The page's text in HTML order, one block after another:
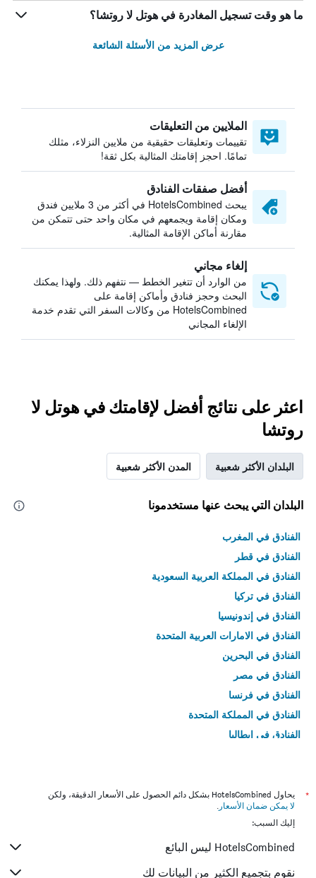
ما هو وقت تسجيل المغادرة في هوتل لا روتشا؟
عرض المزيد من الأسئلة الشائعة
الملايين من التعليقات
تقييمات وتعليقات حقيقية من ملايين النزلاء، مثلك
تمامًا. احجز إقامتك المثالية بكل ثقة!
أفضل صفقات الفنادق
يبحث HotelsCombined في أكثر من 3 ملايين فندق
ومكان إقامة ويجمعهم في مكان واحد حتى تتمكن من
مقارنة أماكن الإقامة المثالية.
إلغاء مجاني
من الوارد أن تتغير الخطط — نتفهم ذلك. ولهذا يمكنك
البحث وحجز فنادق وأماكن إقامة على
HotelsCombined من وكالات السفر التي تقدم خدمة
الإلغاء المجاني
اعثر على نتائج أفضل لإقامتك في هوتل لا
روتشا
البلدان الأكثر شعبية المدن الأكثر شعبية
البلدان التي يبحث عنها مستخدمونا
الفنادق في المغرب
الفنادق في قطر
الفنادق في المملكة العربية السعودية
الفنادق في تركيا
الفنادق في إندونيسيا
الفنادق في الامارات العربية المتحدة
الفنادق في البحرين
الفنادق في مصر
الفنادق في فرنسا
الفنادق في المملكة المتحدة
الفنادق في إيطاليا
*
يحاول HotelsCombined بشكل دائم الحصول على الأسعار الدقيقة، ولكن
لا يمكن ضمان الأسعار .
إليك السبب:
HotelsCombined ليس البائع
نقوم بتجميع الكثير من البيانات لك